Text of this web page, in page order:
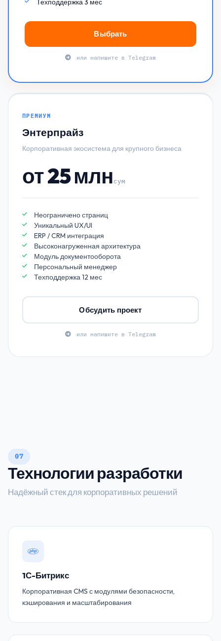
Техподдержка 3 мес
Выбрать
или напишите в Telegram
ПРЕМИУМ
Энтерпрайз
Корпоративная экосистема для крупного бизнеса
от 25 млнсум
Неограничено страниц
Уникальный UX/UI
ERP / CRM интеграция
Высоконагруженная архитектура
Модуль документооборота
Персональный менеджер
Техподдержка 12 мес
Обсудить проект
или напишите в Telegram
07
Технологии разработки
Надёжный стек для корпоративных решений
1С-Битрикс
Корпоративная CMS с модулями безопасности,
кэширования и масштабирования